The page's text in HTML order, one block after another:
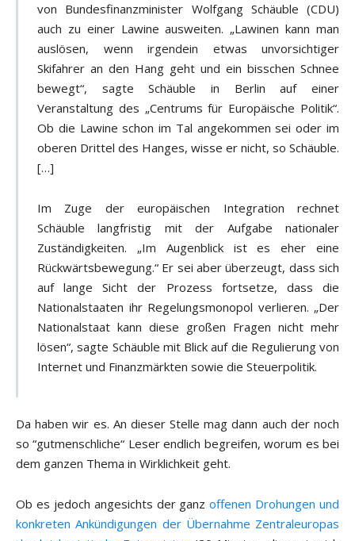
von Bundesfinanzminister Wolfgang Schäuble (CDU)
auch zu einer Lawine ausweiten. „Lawinen kann man
auslösen, wenn irgendein etwas unvorsichtiger
Skifahrer an den Hang geht und ein bisschen Schnee
bewegt“, sagte Schäuble in Berlin auf einer
Veranstaltung des „Centrums für Europäische Politik“.
Ob die Lawine schon im Tal angekommen sei oder im
oberen Drittel des Hanges, wisse er nicht, so Schäuble.
[…]
Im Zuge der europäischen Integration rechnet
Schäuble langfristig mit der Aufgabe nationaler
Zuständigkeiten. „Im Augenblick ist es eher eine
Rückwärtsbewegung.“ Er sei aber überzeugt, dass sich
auf lange Sicht der Prozess fortsetze, dass die
Nationalstaaten ihr Regelungsmonopol verlieren. „Der
Nationalstaat kann diese großen Fragen nicht mehr
lösen“, sagte Schäuble mit Blick auf die Regulierung von
Internet und Finanzmärkten sowie die Steuerpolitik.
Da haben wir es. An dieser Stelle mag dann auch der noch
so “gutmenschliche“ Leser endlich begreifen, worum es bei
dem ganzen Thema in Wirklichkeit geht.
Ob es jedoch angesichts der ganzoffenen Drohungen und
konkreten Ankündigungen der Übernahme Zentraleuropas